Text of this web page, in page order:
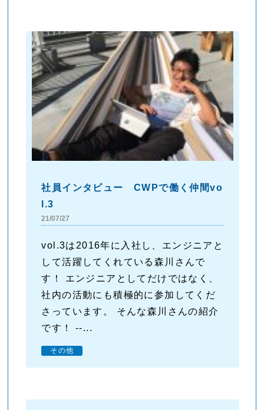
社員インタビュー CWPで働く仲間vo
l.3
21/07/27
vol.3は2016年に入社し、エンジニアと
して活躍してくれている森川さんで
す！ エンジニアとしてだけではなく、
社内の活動にも積極的に参加してくだ
さっています。 そんな森川さんの紹介
です！ --...
その他